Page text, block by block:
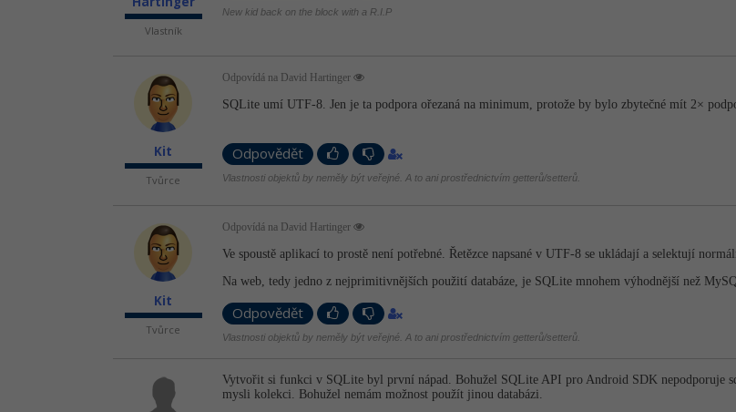
Vlastník
New kid back on the block with a R.I.P
Kit
Tvůrce
Odpovídá na David Hartinger
SQLite umí UTF-8. Jen je ta podpora ořezaná na minimum, protože by bylo zbytečné mít 2×
Odpovědět
Vlastnosti objektů by neměly být veřejné. A to ani prostřednictvím getterů/setterů.
Kit
Tvůrce
Odpovídá na David Hartinger
Ve spoustě aplikací to prostě není potřebné. Řetězce napsané v UTF-8 se ukládají a selektují
Na web, tedy jedno z nejprimitivnějších použití databáze, je SQLite mnohem výhodnější než
Odpovědět
Vlastnosti objektů by neměly být veřejné. A to ani prostřednictvím getterů/setterů.
Vytvořit si funkci v SQLite byl první nápad. Bohužel SQLite API pro Android SDK nepodporuje
mysli kolekci. Bohužel nemám možnost použít jinou databázi.